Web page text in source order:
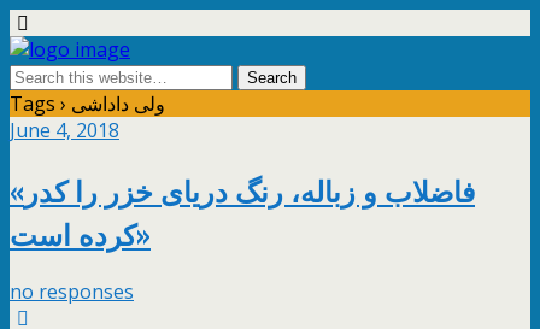
Tags › ولی داداشی
June 4, 2018
«فاضلاب و زباله، رنگ دریای خزر را کدر
کرده است»
no responses